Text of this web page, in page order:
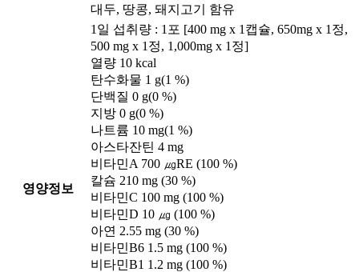
대두, 땅콩, 돼지고기 함유
영양정보
1일 섭취량 : 1포 [400 mg x 1캡슐, 650mg x 1정,
500 mg x 1정, 1,000mg x 1정]
열량 10 kcal
탄수화물 1 g(1 %)
단백질 0 g(0 %)
지방 0 g(0 %)
나트륨 10 mg(1 %)
아스타잔틴 4 mg
비타민A 700 ㎍RE (100 %)
칼슘 210 mg (30 %)
비타민C 100 mg (100 %)
비타민D 10 ㎍ (100 %)
아연 2.55 mg (30 %)
비타민B6 1.5 mg (100 %)
비타민B1 1.2 mg (100 %)